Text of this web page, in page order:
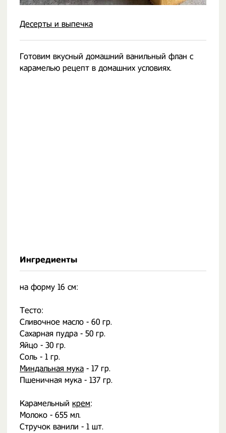
Десерты и выпечка
Готовим вкусный домашний ванильный флан с
карамелью рецепт в домашних условиях.
Ингредиенты
на форму 16 см:
Тесто:
Сливочное масло - 60 гр.
Сахарная пудра - 50 гр.
Яйцо - 30 гр.
Соль - 1 гр.
Миндальная мука - 17 гр.
Пшеничная мука - 137 гр.
Карамельный крем:
Молоко - 655 мл.
Стручок ванили - 1 шт.